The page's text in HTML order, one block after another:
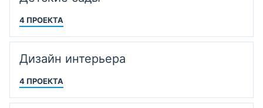
4 ПРОЕКТА
Дизайн интерьера
4 ПРОЕКТА